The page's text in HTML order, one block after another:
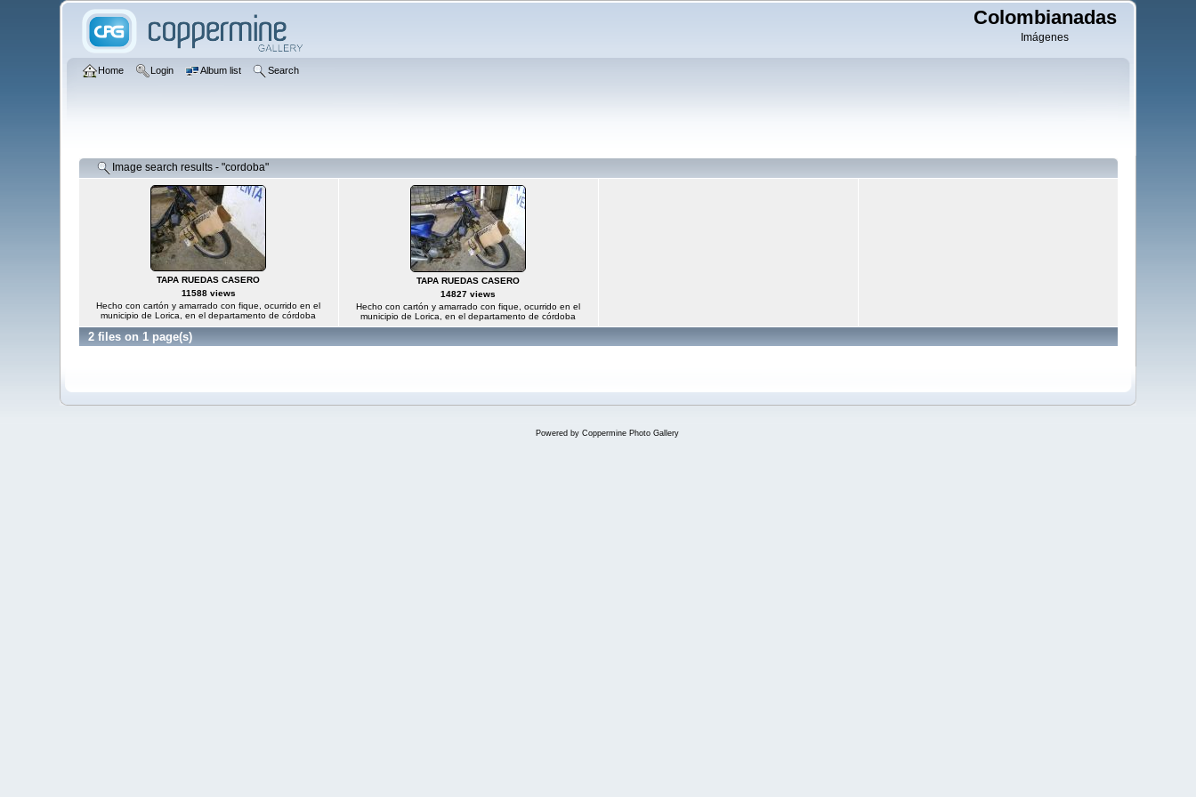
Colombianadas
Imágenes
Home Login Album list Search
Image search results - "cordoba"
TAPA RUEDAS CASERO
11588 views
Hecho con cartón y amarrado con fique, ocurrido en el
municipio de Lorica, en el departamento de córdoba
TAPA RUEDAS CASERO
14827 views
Hecho con cartón y amarrado con fique, ocurrido en el
municipio de Lorica, en el departamento de córdoba
2 files on 1 page(s)
Powered by Coppermine Photo Gallery